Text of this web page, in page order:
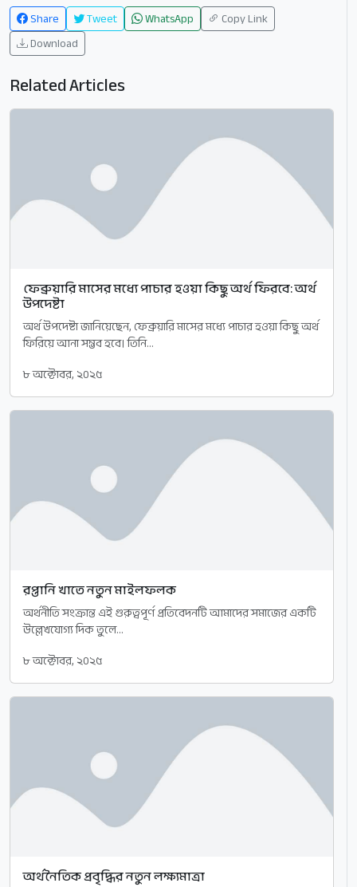
Share Tweet WhatsApp
Copy Link
Download
Related Articles
ফেব্রুয়ারি মাসের মধ্যে পাচার হওয়া কিছু অর্থ ফিরবে: অর্থ
উপদেষ্টা
অর্থ উপদেষ্টা জানিয়েছেন, ফেব্রুয়ারি মাসের মধ্যে পাচার হওয়া কিছু অর্থ
ফিরিয়ে আনা সম্ভব হবে। তিনি...
৮ অক্টোবর, ২০২৫
রপ্তানি খাতে নতুন মাইলফলক
অর্থনীতি সংক্রান্ত এই গুরুত্বপূর্ণ প্রতিবেদনটি আমাদের সমাজের একটি
উল্লেখযোগ্য দিক তুলে...
৮ অক্টোবর, ২০২৫
অর্থনৈতিক প্রবৃদ্ধির নতুন লক্ষ্যমাত্রা